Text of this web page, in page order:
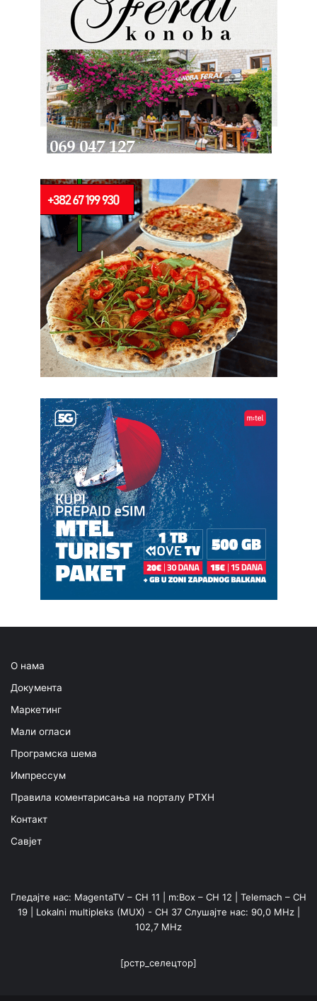
О нама
Документа
Маркетинг
Мали огласи
Програмска шема
Импрессум
Правила коментарисања на порталу РТХН
Контакт
Савјет
Гледајте нас: MagentaTV – CH 11 | m:Box – CH 12 | Telemach – CH
19 | Lokalni multipleks (MUX) - CH 37 Слушајте нас: 90,0 MHz |
102,7 MHz
[рстр_селецтор]